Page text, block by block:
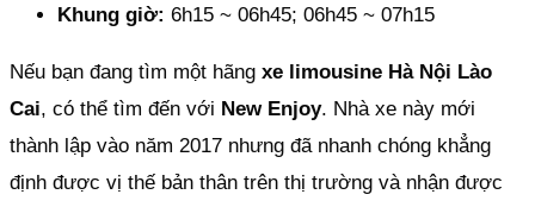
Khung giờ: 6h15 ~ 06h45; 06h45 ~ 07h15
Nếu bạn đang tìm một hãng xe limousine Hà Nội Lào
Cai, có thể tìm đến với New Enjoy. Nhà xe này mới
thành lập vào năm 2017 nhưng đã nhanh chóng khẳng
định được vị thế bản thân trên thị trường và nhận được